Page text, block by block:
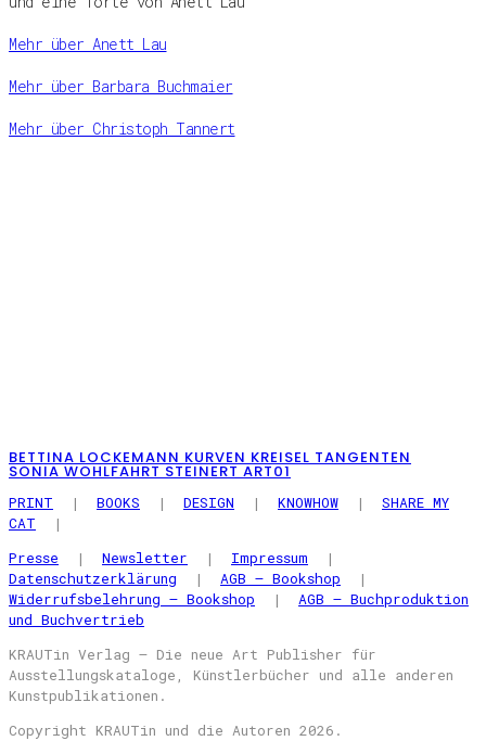
Mehr über Anett Lau
Mehr über Barbara Buchmaier
Mehr über Christoph Tannert
BETTINA LOCKEMANN KURVEN KREISEL TANGENTEN
SONIA WOHLFAHRT STEINERT ART01
PRINT | BOOKS | DESIGN | KNOWHOW | SHARE MY
CAT |
Presse | Newsletter | Impressum |
Datenschutzerklärung | AGB – Bookshop |
Widerrufsbelehrung – Bookshop | AGB – Buchproduktion
und Buchvertrieb
KRAUTin Verlag – Die neue Art Publisher für
Ausstellungskataloge, Künstlerbücher und alle anderen
Kunstpublikationen.
Copyright KRAUTin und die Autoren 2026.